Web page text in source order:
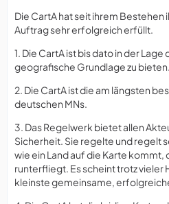
Die CartA hat seit ihrem Bestehen
Auftrag sehr erfolgreich erfüllt.
1. Die CartA ist bis dato in der
geografische Grundlage zu bieten.
2. Die CartA ist die am längsten
deutschen MNs.
3. Das Regelwerk bietet allen
Sicherheit. Sie regelte und regelt
wie ein Land auf die Karte kommt,
runterfliegt. Es scheint trotz vieler
kleinste gemeinsame,